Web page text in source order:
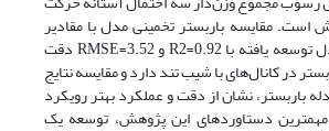
مقایسه باربستر تخمینی مدل با مقادیر
واقعی نشان داد، مدل توسعه یافته با R2=0.92 و RMSE=3.52 دقت
در کانال‌های با شیب تند دارد و مقایسه نتایج
باربستر، نشان از دقت و عملکرد بهتر رویکرد
مهمترین دستاوردهای این پژوهش، توسعه یک